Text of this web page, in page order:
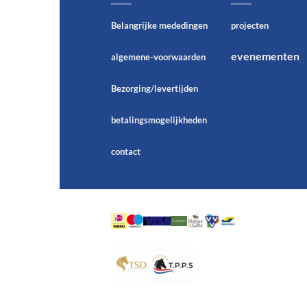
Belangrijke mededingen
algemene-voorwaarden
Bezorging/levertijden
betalingsmogelijkheden
contact
projecten
evenementen